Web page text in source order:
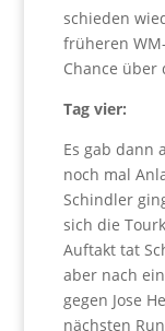
schieden
früheren
Chance über
Tag vier:
Es gab dann
noch mal
Schindler
sich die
Auftakt tat
aber nach
gegen Jose
nächsten